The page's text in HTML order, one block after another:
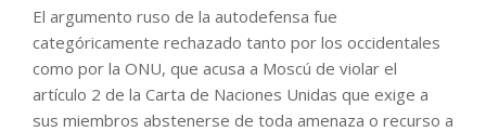
El argumento ruso de la autodefensa fue
categóricamente rechazado tanto por los occidentales
como por la ONU, que acusa a Moscú de violar el
artículo 2 de la Carta de Naciones Unidas que exige a
sus miembros abstenerse de toda amenaza o recurso a